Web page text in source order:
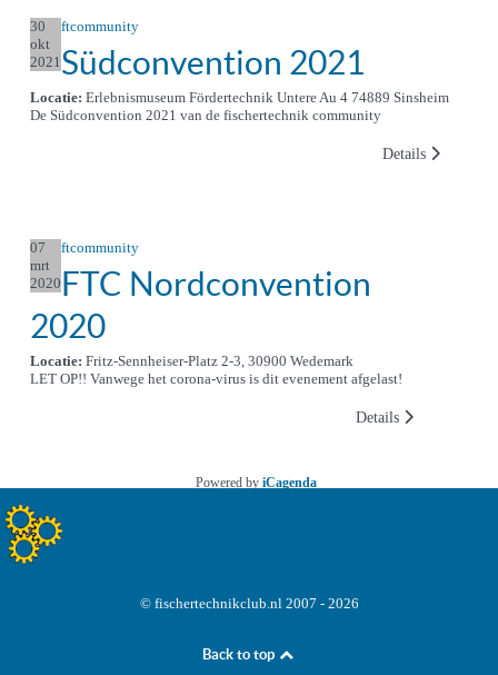
30
okt
2021
ftcommunity
Südconvention 2021
Locatie: Erlebnismuseum Fördertechnik Untere Au 4 74889 Sinsheim
De Südconvention 2021 van de fischertechnik community
Details
07
mrt
2020
ftcommunity
FTC Nordconvention
2020
Locatie: Fritz-Sennheiser-Platz 2-3, 30900 Wedemark
LET OP!! Vanwege het corona-virus is dit evenement afgelast!
Details
Powered by iCagenda
© fischertechnikclub.nl 2007 - 2026
Back to top